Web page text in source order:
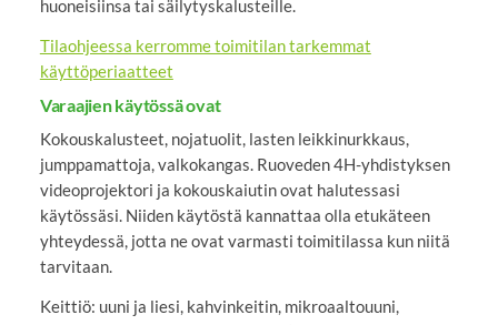
huoneisiinsa tai säilytyskalusteille.
Tilaohjeessa kerromme toimitilan tarkemmat
käyttöperiaatteet
Varaajien käytössä ovat
Kokouskalusteet, nojatuolit, lasten leikkinurkkaus,
jumppamattoja, valkokangas. Ruoveden 4H-yhdistyksen
videoprojektori ja kokouskaiutin ovat halutessasi
käytössäsi. Niiden käytöstä kannattaa olla etukäteen
yhteydessä, jotta ne ovat varmasti toimitilassa kun niitä
tarvitaan.
Keittiö: uuni ja liesi, kahvinkeitin, mikroaaltouuni,